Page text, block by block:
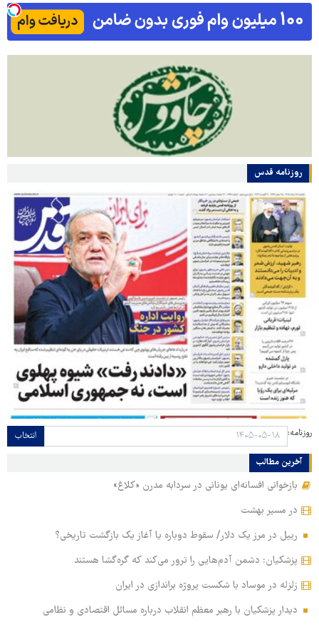
روزنامه قدس
روزنامه: انتخاب
آخرین مطالب
بازخوانی افسانه‌ای یونانی در سردابه مدرن «کلاغ»
در مسیر بهشت
ریپل در مرز یک دلار/ سقوط دوباره یا آغاز یک بازگشت تاریخی؟
پزشکیان: دشمن آدم‌هایی را ترور می‌کند که گره‌گشا هستند
زلزله در موساد با شکست پروژه براندازی در ایران
دیدار پزشکیان با رهبر معظم انقلاب درباره مسائل اقتصادی و نظامی